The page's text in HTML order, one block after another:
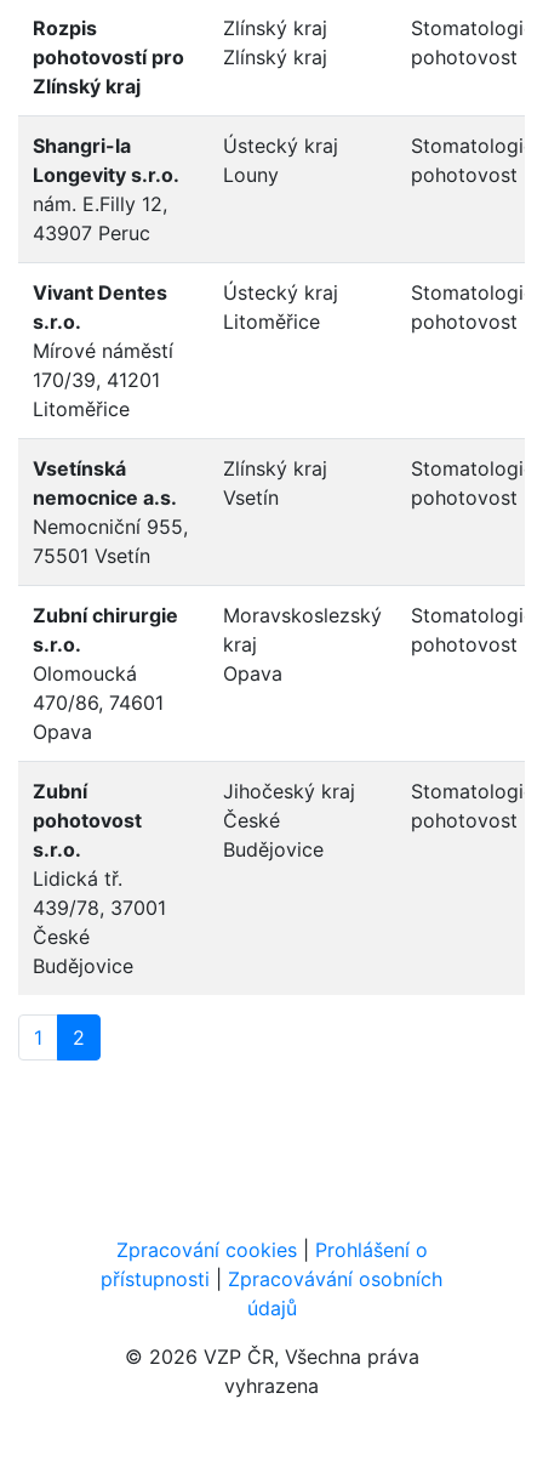
Rozpis
pohotovostí pro
Zlínský kraj
Zlínský kraj
Zlínský kraj
pohotovost
Shangri-la
Longevity s.r.o.
nám. E.Filly 12,
43907 Peruc
Ústecký kraj
Louny
pohotovost
Vivant Dentes
s.r.o.
Mírové náměstí
170/39, 41201
Litoměřice
Ústecký kraj
Litoměřice
pohotovost
Vsetínská
nemocnice a.s.
Nemocniční 955,
75501 Vsetín
Zlínský kraj
Vsetín
pohotovost
Zubní chirurgie
s.r.o.
Olomoucká
470/86, 74601
Opava
Moravskoslezský
kraj
Opava
pohotovost
Zubní
pohotovost
s.r.o.
Lidická tř.
439/78, 37001
České
Budějovice
Jihočeský kraj
České
Budějovice
pohotovost
1 2
Navigace v patičce
Zpracování cookies
Prohlášení o
přístupnosti
Zpracovávání osobních
údajů
© 2026 VZP ČR, Všechna práva
vyhrazena